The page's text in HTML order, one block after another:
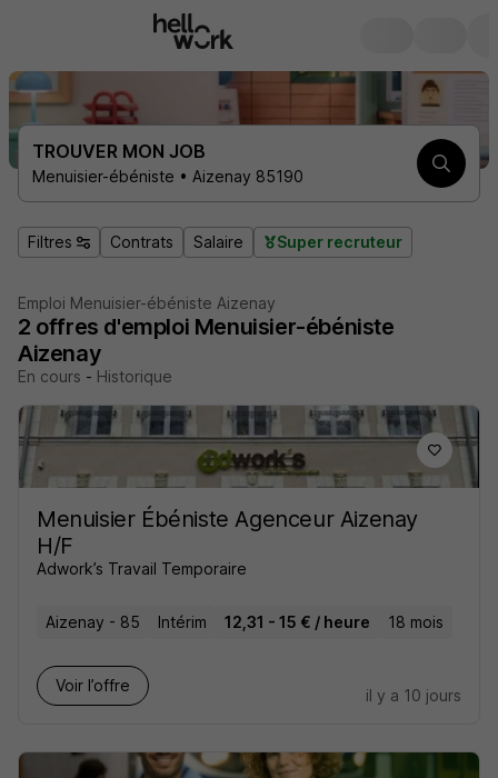
TROUVER MON JOB
Menuisier-ébéniste • Aizenay 85190
Filtres Contrats Salaire Super recruteur
Emploi Menuisier-ébéniste Aizenay
2 offres d'emploi Menuisier-ébéniste
Aizenay
En cours - Historique
Menuisier Ébéniste Agenceur Aizenay
H/F
Adwork’s Travail Temporaire
Aizenay - 85 Intérim 12,31 - 15 € / heure 18 mois
Voir l’offre
il y a 10 jours